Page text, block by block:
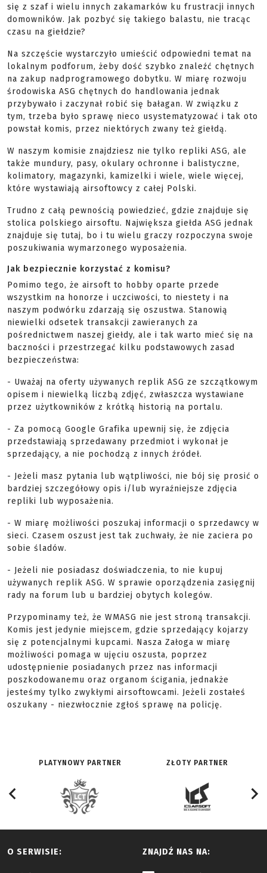
się z szaf i wielu innych zakamarków ku frustracji innych
domowników. Jak pozbyć się takiego balastu, nie tracąc
czasu na giełdzie?
Na szczęście wystarczyło umieścić odpowiedni temat na
lokalnym podforum, żeby dość szybko znaleźć chętnych
na zakup nadprogramowego dobytku. W miarę rozwoju
środowiska ASG chętnych do handlowania jednak
przybywało i zaczynał robić się bałagan. W związku z
tym, trzeba było sprawę nieco usystematyzować i tak oto
powstał komis, przez niektórych zwany też giełdą.
W naszym komisie znajdziesz nie tylko repliki ASG, ale
także mundury, pasy, okulary ochronne i balistyczne,
kolimatory, magazynki, kamizelki i wiele, wiele więcej,
które wystawiają airsoftowcy z całej Polski.
Trudno z całą pewnością powiedzieć, gdzie znajduje się
stolica polskiego airsoftu. Największa giełda ASG jednak
znajduje się tutaj, bo i tu wielu graczy rozpoczyna swoje
poszukiwania wymarzonego wyposażenia.
Jak bezpiecznie korzystać z komisu?
Pomimo tego, że airsoft to hobby oparte przede
wszystkim na honorze i uczciwości, to niestety i na
naszym podwórku zdarzają się oszustwa. Stanowią
niewielki odsetek transakcji zawieranych za
pośrednictwem naszej giełdy, ale i tak warto mieć się na
baczności i przestrzegać kilku podstawowych zasad
bezpieczeństwa:
- Uważaj na oferty używanych replik ASG ze szczątkowym
opisem i niewielką liczbą zdjęć, zwłaszcza wystawiane
przez użytkowników z krótką historią na portalu.
- Za pomocą Google Grafika upewnij się, że zdjęcia
przedstawiają sprzedawany przedmiot i wykonał je
sprzedający, a nie pochodzą z innych źródeł.
- Jeżeli masz pytania lub wątpliwości, nie bój się prosić o
bardziej szczegółowy opis i/lub wyraźniejsze zdjęcia
repliki lub wyposażenia.
- W miarę możliwości poszukaj informacji o sprzedawcy w
sieci. Czasem oszust jest tak zuchwały, że nie zaciera po
sobie śladów.
- Jeżeli nie posiadasz doświadczenia, to nie kupuj
używanych replik ASG. W sprawie oporządzenia zasięgnij
rady na forum lub u bardziej obytych kolegów.
Przypominamy też, że WMASG nie jest stroną transakcji.
Komis jest jedynie miejscem, gdzie sprzedający kojarzy
się z potencjalnymi kupcami. Nasza Załoga w miarę
możliwości pomaga w ujęciu oszusta, poprzez
udostępnienie posiadanych przez nas informacji
poszkodowanemu oraz organom ścigania, jednakże
jesteśmy tylko zwykłymi airsoftowcami. Jeżeli zostałeś
oszukany - niezwłocznie zgłoś sprawę na policję.
PLATYNOWY PARTNER ZŁOTY PARTNER
O SERWISIE: ZNAJDŹ NAS NA: